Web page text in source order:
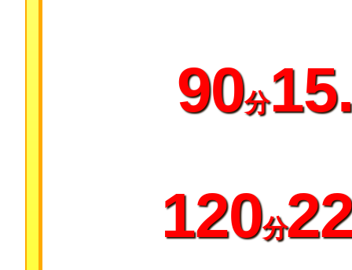
90分
120分